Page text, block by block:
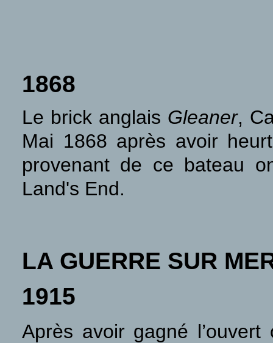
1868
Le brick anglais Gleaner,
Mai 1868 après avoir
provenant de ce bateau
Land's End.
LA GUERRE SUR
1915
Après avoir gagné